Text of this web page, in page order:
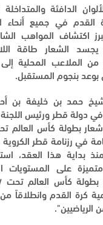
الدافئة والمتداخلة
في جميع أنحاء
اكتشاف المواهب
يجسد الشعار طاقة
الملاعب المحلية
بنجوم المستقبل.
حمد بن خليفة بن
في دولة قطر ورئيس
في رزنامة قطر
بداية هذا العقد،
على المستويات
كرة القدم وانطلاقاً
الرياضيين".